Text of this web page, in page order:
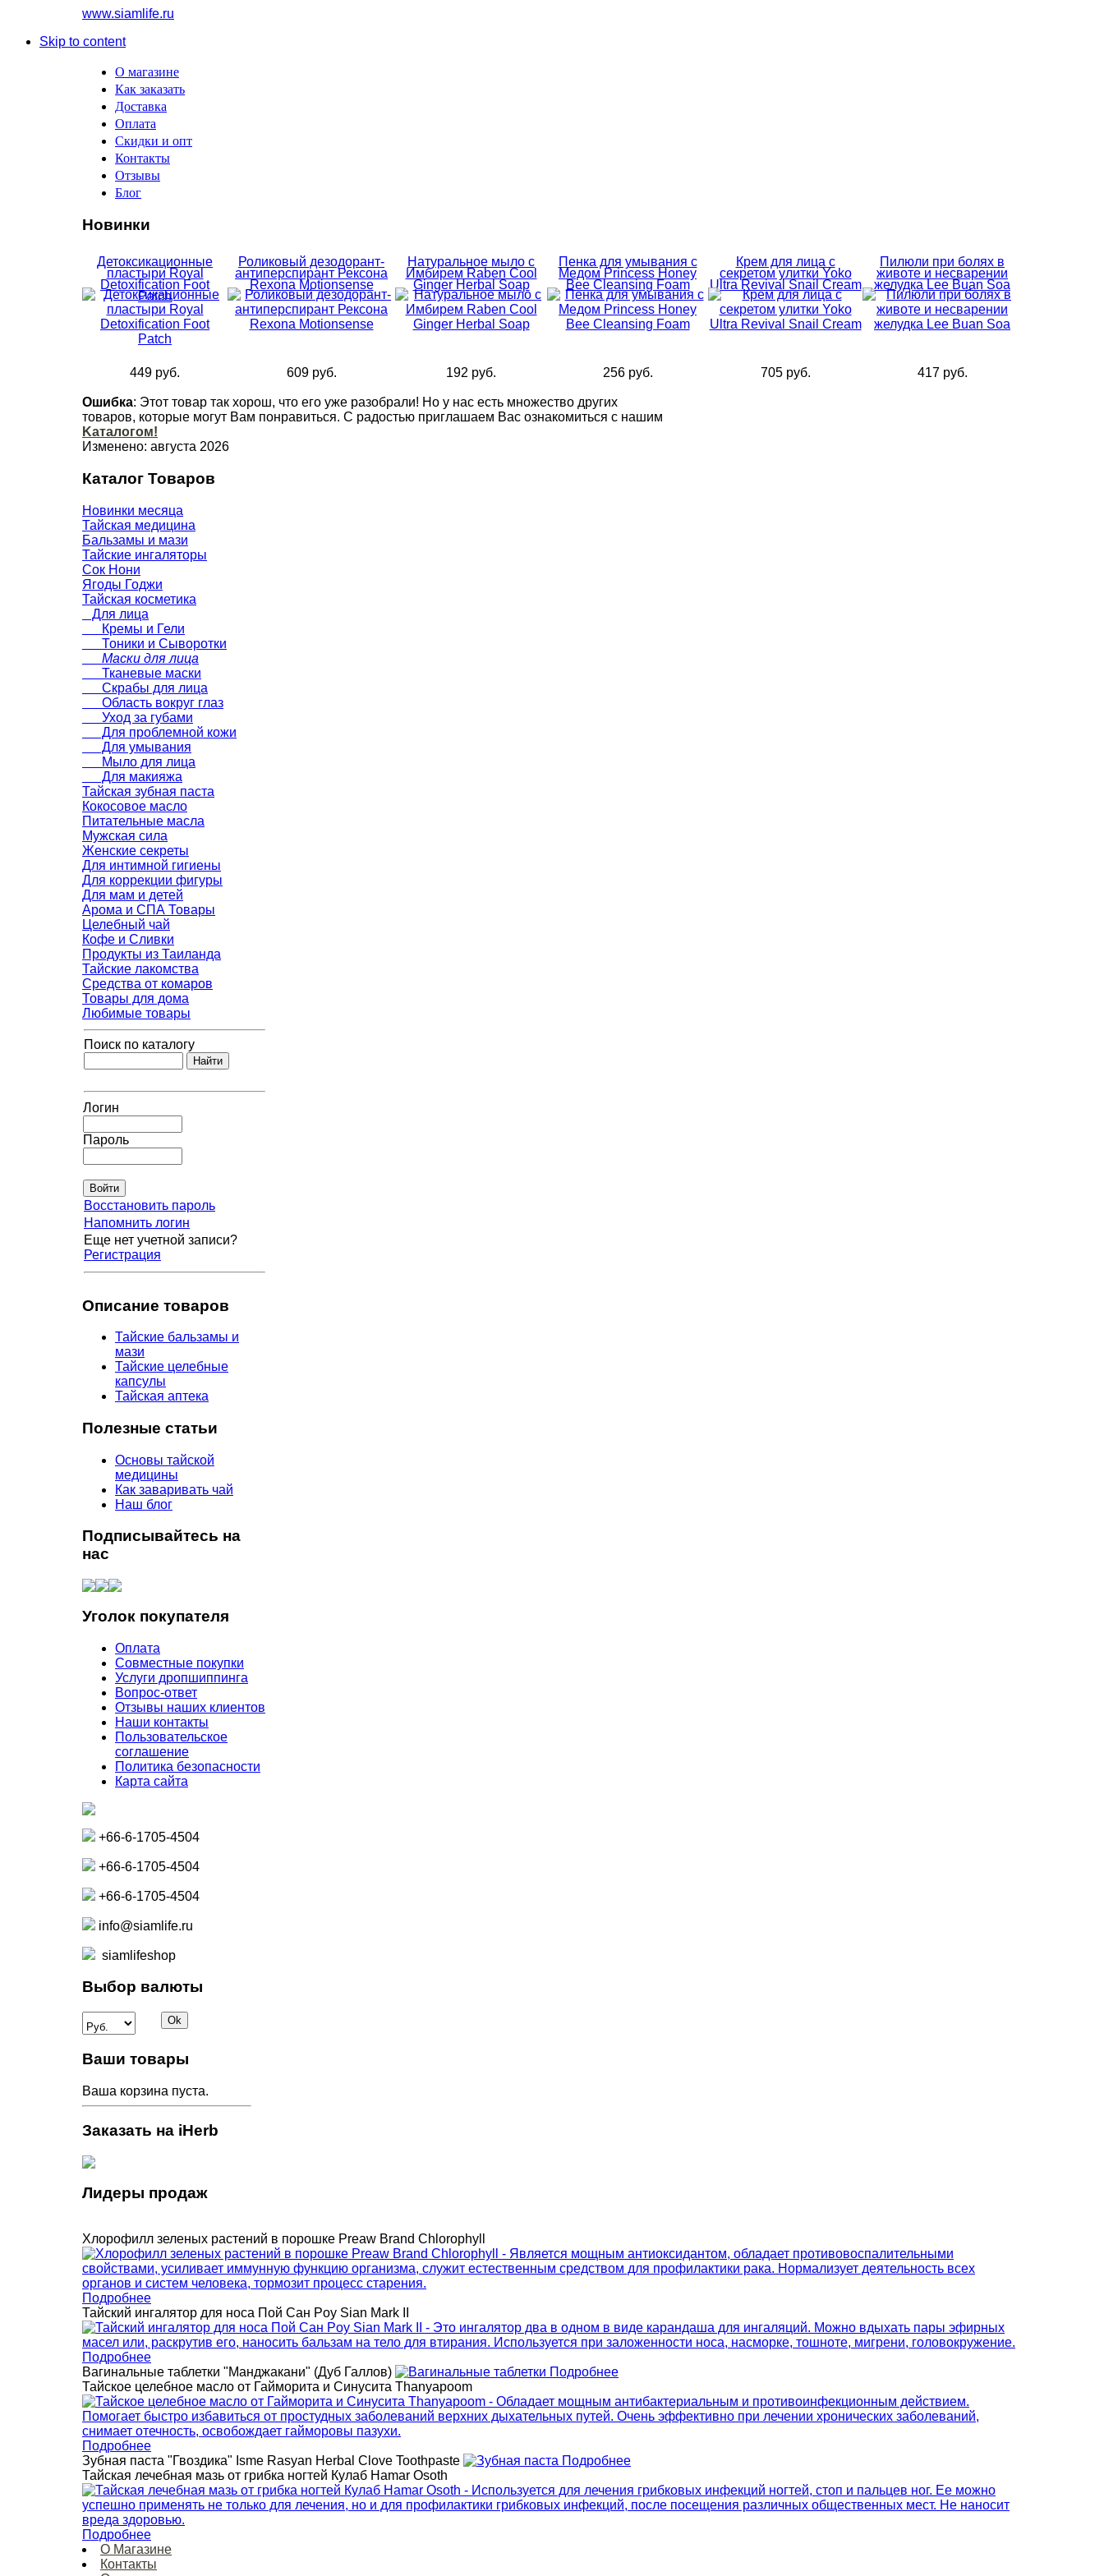
www.siamlife.ru
Skip to content
О магазине
Как заказать
Доставка
Оплата
Скидки и опт
Контакты
Отзывы
Блог
Новинки
Детоксикационные
пластыри Royal
Detoxification Foot
Patch
449 руб.
Роликовый дезодорант-
антиперспирант Рексона
Rexona Motionsense
609 руб.
Натуральное мыло с
Имбирем Raben Cool
Ginger Herbal Soap
192 руб.
Пенка для умывания с
Медом Princess Honey
Bee Cleansing Foam
256 руб.
Крем для лица с
секретом улитки Yoko
Ultra Revival Snail Cream
705 руб.
Пилюли при болях в
животе и несварении
желудка Lee Buan Soa
417 руб.
Ошибка: Этот товар так хорош, что его уже разобрали! Но у нас есть множество других
товаров, которые могут Вам понравиться. С радостью приглашаем Вас ознакомиться с нашим
Kаталогом!
Изменено: августа 2026
Каталог Товаров
Новинки месяца
Тайская медицина
Бальзамы и мази
Тайские ингаляторы
Сок Нони
Ягоды Годжи
Тайская косметика
Для лица
Кремы и Гели
Тоники и Сыворотки
Маски для лица
Тканевые маски
Скрабы для лица
Область вокруг глаз
Уход за губами
Для проблемной кожи
Для умывания
Мыло для лица
Для макияжа
Тайская зубная паста
Кокосовое масло
Питательные масла
Мужская сила
Женские секреты
Для интимной гигиены
Для коррекции фигуры
Для мам и детей
Арома и СПА Товары
Целебный чай
Кофе и Сливки
Продукты из Таиланда
Тайские лакомства
Средства от комаров
Товары для дома
Любимые товары
Поиск по каталогу
Логин
Пароль
Восстановить пароль
Напомнить логин
Еще нет учетной записи?
Регистрация
Описание товаров
Тайские бальзамы и
мази
Тайские целебные
капсулы
Тайская аптека
Полезные статьи
Основы тайской
медицины
Как заваривать чай
Наш блог
Подписывайтесь на
нас
Уголок покупателя
Оплата
Совместные покупки
Услуги дропшиппинга
Вопрос-ответ
Отзывы наших клиентов
Наши контакты
Пользовательское
соглашение
Политика безопасности
Карта сайта
+66-6-1705-4504
+66-6-1705-4504
+66-6-1705-4504
info@siamlife.ru
siamlifeshop
Выбор валюты
Ваши товары
Ваша корзина пуста.
Заказать на iHerb
Лидеры продаж
Хлорофилл зеленых растений в порошке Preaw Brand Chlorophyll
Подробнее
Тайский ингалятор для носа Пой Сан Poy Sian Mark II
Подробнее
Вагинальные таблетки "Манджакани" (Дуб Галлов)
Подробнее
Тайское целебное масло от Гайморита и Синусита Thanyapoom
Подробнее
Зубная паста "Гвоздика" Isme Rasyan Herbal Clove Toothpaste
Подробнее
Тайская лечебная мазь от грибка ногтей Кулаб Hamar Osoth
Подробнее
О Магазине
Контакты